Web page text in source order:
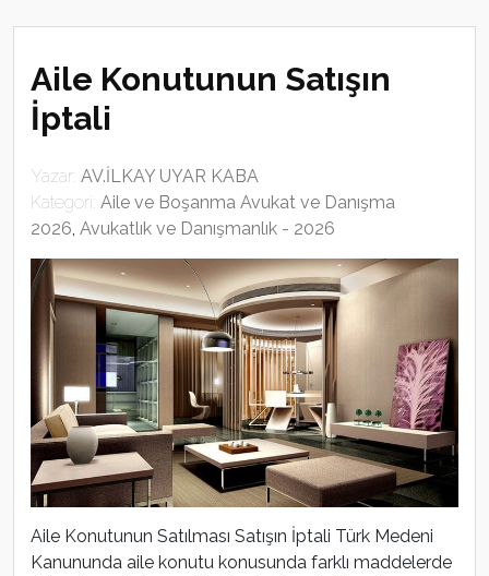
Aile Konutunun Satışın
İptali
Yazar: AV.İLKAY UYAR KABA
Kategori: Aile ve Boşanma Avukat ve Danışma
2026, Avukatlık ve Danışmanlık - 2026
Aile Konutunun Satılması Satışın İptali Türk Medeni
Kanununda aile konutu konusunda farklı maddelerde